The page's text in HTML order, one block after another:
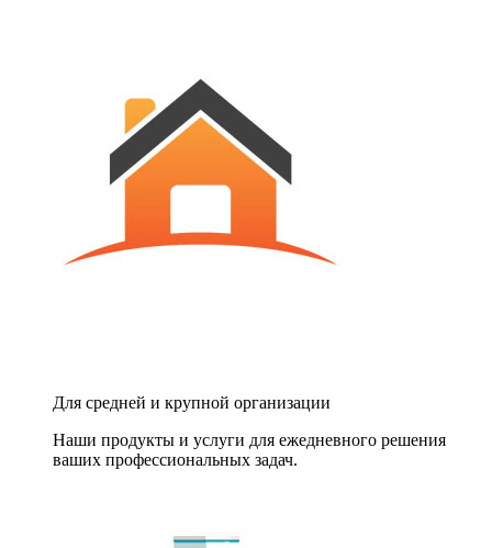
Для средней и крупной организации
Наши продукты и услуги для ежедневного решения
ваших профессиональных задач.